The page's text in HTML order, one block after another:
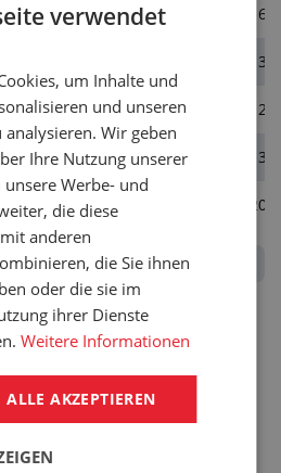
1800 mm
2200 mm
2400 mm
2400 mm
der MwSt, gelten für Unternehmen.
für:
RAMPENBELAG
verwendet
um Inhalte und
und unseren
Wir geben
Ihre Nutzung unserer
Werbe- und
die diese
anderen
die Sie ihnen
oder die sie im
ihrer Dienste
Weitere Informationen
ALLE AKZEPTIEREN